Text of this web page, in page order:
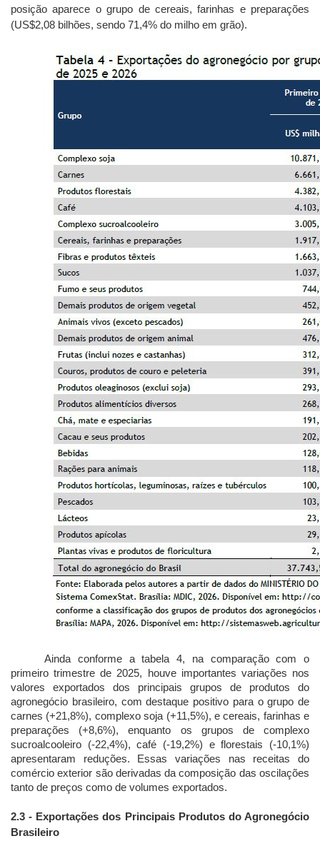
posição aparece o grupo de cereais, farinhas e preparações
(US$2,08 bilhões, sendo 71,4% do milho em grão).
Ainda conforme a tabela 4, na comparação com o
primeiro trimestre de 2025, houve importantes variações nos
valores exportados dos principais grupos de produtos do
agronegócio brasileiro, com destaque positivo para o grupo de
carnes (+21,8%), complexo soja (+11,5%), e cereais, farinhas e
preparações (+8,6%), enquanto os grupos de complexo
sucroalcooleiro (-22,4%), café (-19,2%) e florestais (-10,1%)
apresentaram reduções. Essas variações nas receitas do
comércio exterior são derivadas da composição das oscilações
tanto de preços como de volumes exportados.
2.3 - Exportações dos Principais Produtos do Agronegócio
Brasileiro